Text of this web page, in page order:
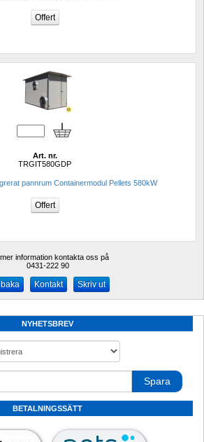
Art. nr.
TRGIT580GDP
pannrum Containermodul Pellets 580kW
information kontakta oss på
0431-222 90
Kontakt Skriv ut
NYHETSBREV
Spara
BETALNINGSSÄTT